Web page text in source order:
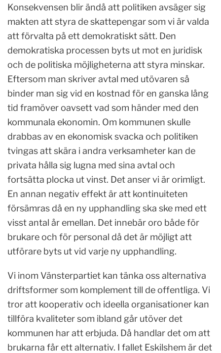
Konsekvensen blir ändå att politiken avsäger sig
makten att styra de skattepengar som vi är valda
att förvalta på ett demokratiskt sätt. Den
demokratiska processen byts ut mot en juridisk
och de politiska möjligheterna att styra minskar.
Eftersom man skriver avtal med utövaren så
binder man sig vid en kostnad för en ganska lång
tid framöver oavsett vad som händer med den
kommunala ekonomin. Om kommunen skulle
drabbas av en ekonomisk svacka och politiken
tvingas att skära i andra verksamheter kan de
privata hålla sig lugna med sina avtal och
fortsätta plocka ut vinst. Det anser vi är orimligt.
En annan negativ effekt är att kontinuiteten
försämras då en ny upphandling ska ske med ett
visst antal år emellan. Det innebär oro både för
brukare och för personal då det är möjligt att
utförare byts ut vid varje ny upphandling.
Vi inom Vänsterpartiet kan tänka oss alternativa
driftsformer som komplement till de offentliga. Vi
tror att kooperativ och ideella organisationer kan
tillföra kvaliteter som ibland går utöver det
kommunen har att erbjuda. Då handlar det om att
brukarna får ett alternativ. I fallet Eskilshem är det